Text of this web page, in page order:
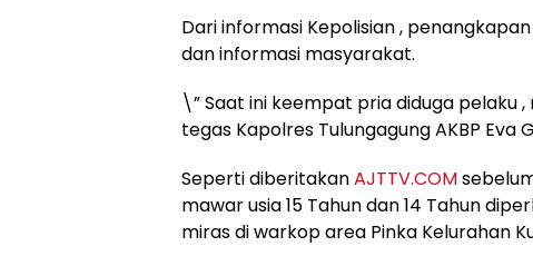
Dari informasi Kepolisian ,
dan informasi masyarakat.
\” Saat ini keempat pria diduga pelaku
tegas Kapolres Tulungagung AKBP Eva
Seperti diberitakanAJTTV.COM
mawar usia 15 Tahun dan 14 Tahun
miras di warkop area Pinka Kelurahan